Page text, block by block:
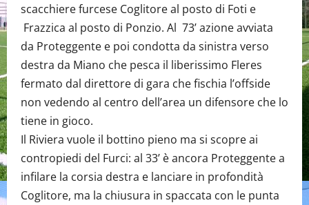
scacchiere furcese Coglitore al posto di Foti e
Frazzica al posto di Ponzio. Al 73’ azione avviata
da Proteggente e poi condotta da sinistra verso
destra da Miano che pesca il liberissimo Fleres
fermato dal direttore di gara che fischia l’offside
non vedendo al centro dell’area un difensore che lo
tiene in gioco.
Il Riviera vuole il bottino pieno ma si scopre ai
contropiedi del Furci: al 33’ è ancora Proteggente a
infilare la corsia destra e lanciare in profondità
Coglitore, ma la chiusura in spaccata con le punta